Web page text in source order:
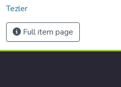
Tezler
Full item page